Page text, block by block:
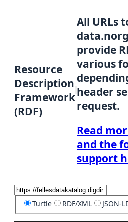
Resource
Description
Framework
(RDF)
All URLs
provide
various
header
request.
Read
and the
support
Turtle RDF/XML JSON-